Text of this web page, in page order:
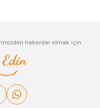
haberdar olmak için